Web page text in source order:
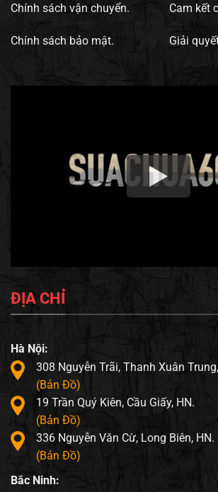
Chính sách vận chuyển.
Chính sách bảo mật.
Cam kết
Giải
ĐỊA CHỈ
Hà Nội:
308 Nguyễn Trãi, Thanh Xuân
(Bản Đồ)
19 Trần Quý Kiên, Cầu Giấy, HN.
(Bản Đồ)
336 Nguyễn Văn Cừ, Long Biên, HN.
(Bản Đồ)
Bắc Ninh: